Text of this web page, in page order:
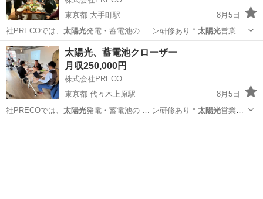
東京都 大手町駅
8月5日
社PRECOでは、 太陽光発電・蓄電池の … ン研修あり * 太陽光営業未
経験でもクロ… 案できます太陽光発電や蓄電池は、高…
東京 千代田区 大手町駅 代理店営業
太陽光、蓄電池クローザー
月収250,000円
株式会社PRECO
東京都 代々木上原駅
8月5日
社PRECOでは、 太陽光発電・蓄電池の … ン研修あり * 太陽光営業未